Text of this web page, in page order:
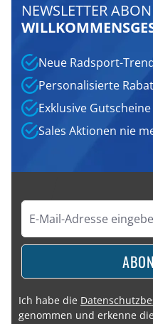
NEWSLETTER
Neue Radsport-
Personalisierte
Exklusive
Sales Aktionen nie
Ich habe die
genommen und erkenne